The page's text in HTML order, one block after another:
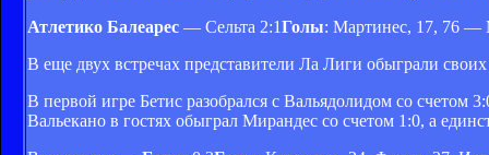
Атлетико Балеарес — Сельта 2:1Голы: Мартинес, 17, 76 —
В еще двух встречах представители Ла Лиги обыграли
В первой игре Бетис разобрался с Вальядолидом со счетом
Вальекано в гостях обыграл Мирандес со счетом 1:0, а